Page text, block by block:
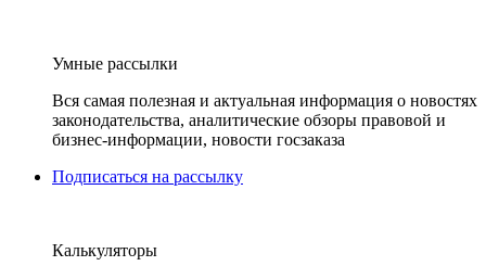
Умные рассылки
Вся самая полезная и актуальная информация о новостях
законодательства, аналитические обзоры правовой и
бизнес-информации, новости госзаказа
Подписаться на рассылку
Калькуляторы